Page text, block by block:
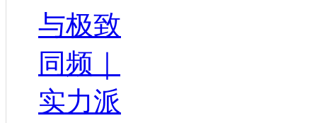
与极致
同频｜
实力派